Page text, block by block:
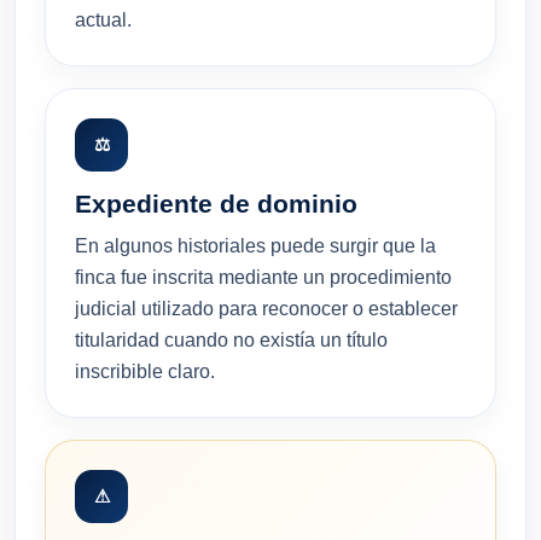
actual.
⚖
Expediente de dominio
En algunos historiales puede surgir que la
finca fue inscrita mediante un procedimiento
judicial utilizado para reconocer o establecer
titularidad cuando no existía un título
inscribible claro.
⚠